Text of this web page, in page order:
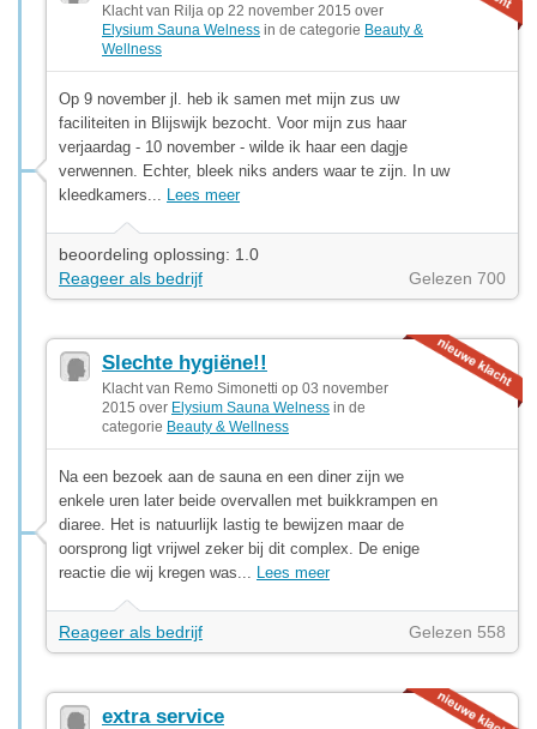
Klacht van Rilja op 22 november 2015 over
Elysium Sauna Welness in de categorie Beauty &
Wellness
Op 9 november jl. heb ik samen met mijn zus uw
faciliteiten in Blijswijk bezocht. Voor mijn zus haar
verjaardag - 10 november - wilde ik haar een dagje
verwennen. Echter, bleek niks anders waar te zijn. In uw
kleedkamers... Lees meer
beoordeling oplossing: 1.0
Reageer als bedrijf
Gelezen 700
Slechte hygiëne!!
Klacht van Remo Simonetti op 03 november
2015 over Elysium Sauna Welness in de
categorie Beauty & Wellness
Na een bezoek aan de sauna en een diner zijn we
enkele uren later beide overvallen met buikkrampen en
diaree. Het is natuurlijk lastig te bewijzen maar de
oorsprong ligt vrijwel zeker bij dit complex. De enige
reactie die wij kregen was... Lees meer
Reageer als bedrijf Gelezen 558
extra service